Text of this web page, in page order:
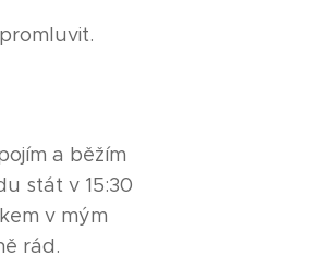
a běžím
stát v 15:30
v mým
rád.